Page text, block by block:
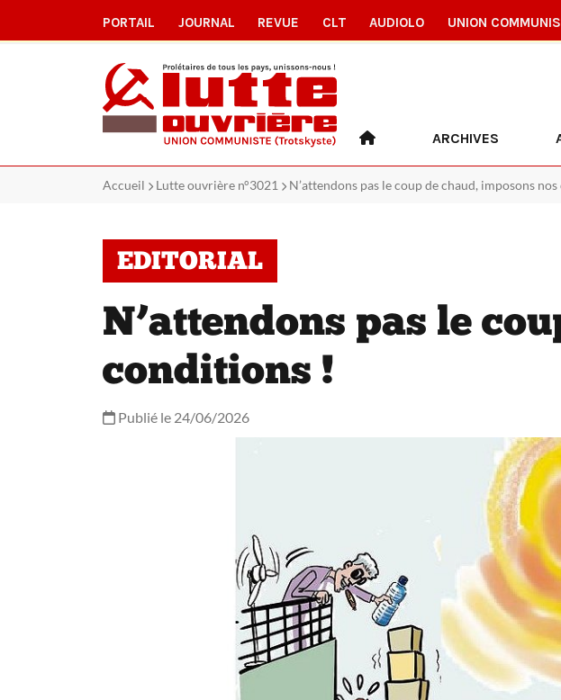
PORTAIL JOURNAL REVUE CLT AUDIOLO UNION
ARCHIVES
Accueil Lutte ouvrière n°3021 N’attendons pas le coup de chaud, imposons
EDITORIAL
N’attendons pas le
conditions !
Publié le 24/06/2026